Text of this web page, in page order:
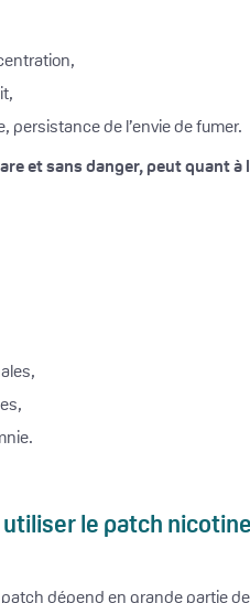
persistance de l’envie de fumer.
et sans danger, peut quant
le patch
dépend en grande partie